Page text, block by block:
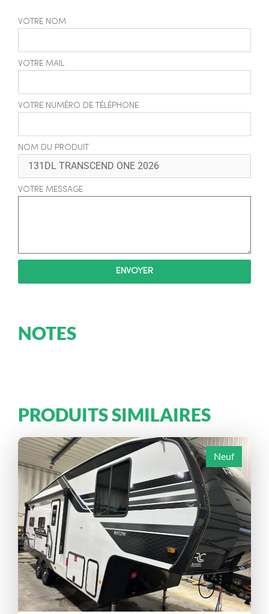
VOTRE NOM
VOTRE MAIL
VOTRE NUMÉRO DE TÉLÉPHONE
NOM DU PRODUIT
VOTRE MESSAGE
ENVOYER
NOTES
PRODUITS SIMILAIRES
Neuf